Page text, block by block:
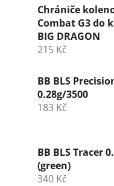
Chrániče
Combat G3 do
BIG DRAGON
215 Kč
BB BLS
0.28g/3500
183 Kč
BB BLS Tracer
(green)
340 Kč